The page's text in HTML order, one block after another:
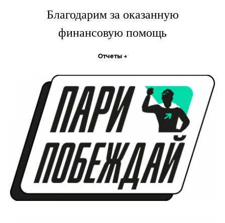
Благодарим за оказанную
финансовую помощь
Отчеты